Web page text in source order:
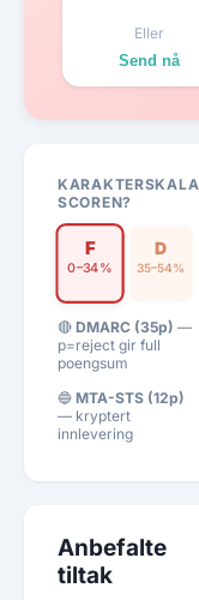
Eller
Send nå
SCOREN?
F
0–34%
D
35–54%
🔴 DMARC (35p) —
p=reject gir full
poengsum
🔵 MTA-STS (12p)
— kryptert
innlevering
Anbefalte
tiltak